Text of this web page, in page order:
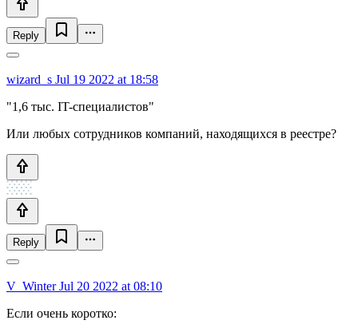
Reply
wizard_s Jul 19 2022 at 18:58
"1,6 тыс. IT-специалистов"
Или любых сотрудников компаний, находящихся в реестре?
Reply
V_WinterJul 20 2022 at 08:10
Если очень коротко: